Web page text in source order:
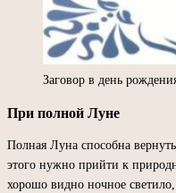
Заговор в день
При полной Луне
Полная Луна способна
этого нужно прийти к
хорошо видно ночное